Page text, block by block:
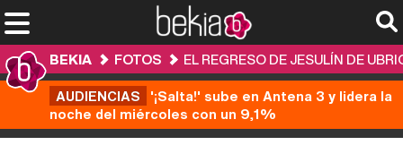
BEKIA FOTOS
EL REGRESO DE JESULÍN DE
AUDIENCIAS '¡Salta!' sube en Antena 3 y lidera la
noche del miércoles con un 9,1%